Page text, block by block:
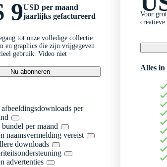
9USD per maand
jaarlijks gefactureerd
tot onze volledige collectie
en graphics die zijn vrijgegeven
gebruik. Video niet
Nu abonneren
per
bundel per maand
naamsvermelding vereist
downloads
advertenties
Voor
Alles in